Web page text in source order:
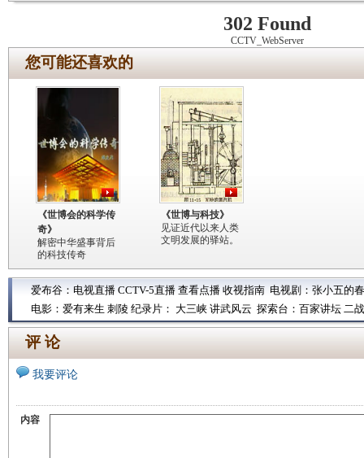
302 Found
CCTV_WebServer
您可能还喜欢的
《世博会的科学传
奇》
解密中华盛事背后
的科技传奇
《世博与科技》
见证近代以来人类
文明发展的驿站。
爱布谷： 电视直播 CCTV-5直播 查看点播 收视指南 电视剧： 张小五的
电影： 爱有来生 刺陵 纪录片： 大三峡 讲武风云 探索台： 百家讲坛 二
评 论
我要评论
内容